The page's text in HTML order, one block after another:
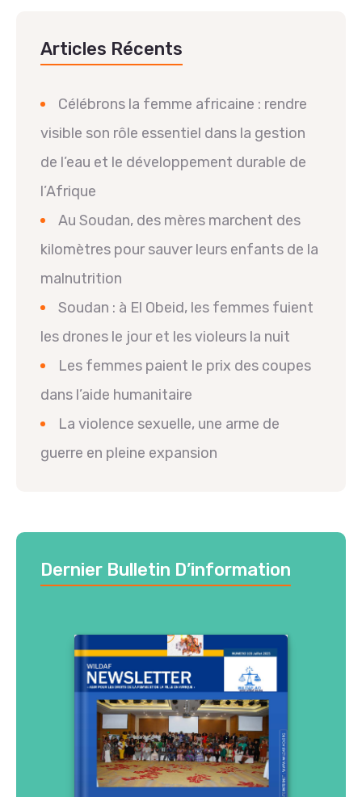
Articles Récents
Célébrons la femme africaine : rendre
visible son rôle essentiel dans la gestion
de l’eau et le développement durable de
l’Afrique
Au Soudan, des mères marchent des
kilomètres pour sauver leurs enfants de la
malnutrition
Soudan : à El Obeid, les femmes fuient
les drones le jour et les violeurs la nuit
Les femmes paient le prix des coupes
dans l’aide humanitaire
La violence sexuelle, une arme de
guerre en pleine expansion
Dernier Bulletin D’information